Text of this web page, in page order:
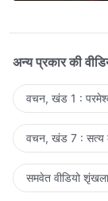
अन्य प्रकार की
वचन, खंड 1 :
वचन, खंड 7 : सत्य
समवेत वीडियो शृंखला